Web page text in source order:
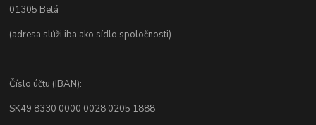
01305 Belá
(adresa slúži iba ako sídlo spoločnosti)
Číslo účtu (IBAN):
SK49 8330 0000 0028 0205 1888